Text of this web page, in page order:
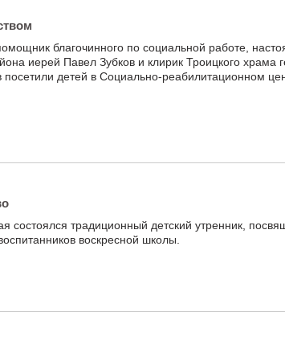
благочинного по социальной работе,
иерей Павел Зубков и клирик Троицкого храма
детей в Социально-реабилитационном
состоялся традиционный детский утренник,
воскресной школы.